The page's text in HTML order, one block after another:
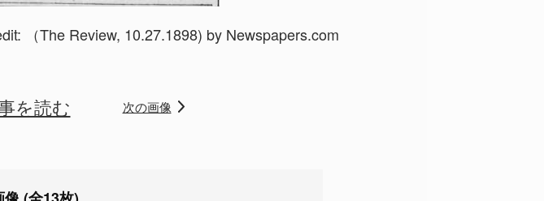
（The Review, 10.27.1898) by Newspapers.com
を読む 次の画像